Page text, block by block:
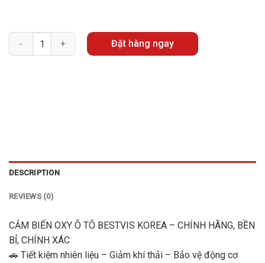
Đặt hàng ngay
DESCRIPTION
REVIEWS (0)
CẢM BIẾN OXY Ô TÔ BESTVIS KOREA – CHÍNH HÃNG, BỀN
BỈ, CHÍNH XÁC
🚗 Tiết kiệm nhiên liệu – Giảm khí thải – Bảo vệ động cơ